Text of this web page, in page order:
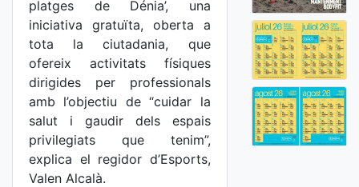
platges de Dénia’, una
iniciativa gratuïta, oberta a
tota la ciutadania, que
ofereix activitats físiques
dirigides per professionals
amb l’objectiu de “cuidar la
salut i gaudir dels espais
privilegiats que tenim”,
explica el regidor d’Esports,
Valen Alcalà.